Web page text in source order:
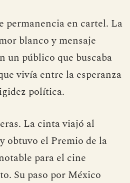
permanencia en cartel. La
blanco y mensaje
un público que buscaba
vivía entre la esperanza
política.
La cinta viajó al
obtuvo el Premio de la
para el cine
Su paso por México